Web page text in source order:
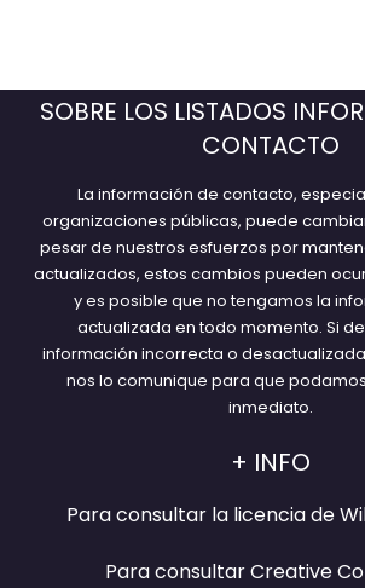
SOBRE LOS LISTADOS
CONTACTO
La información de contacto,
organizaciones públicas, puede
pesar de nuestros esfuerzos por
actualizados, estos cambios pueden
y es posible que no tengamos la
actualizada en todo momento. Si
información incorrecta o
nos lo comunique para que
inmediato.
+ INFO
Para consultar la licencia de
Para consultar Creative